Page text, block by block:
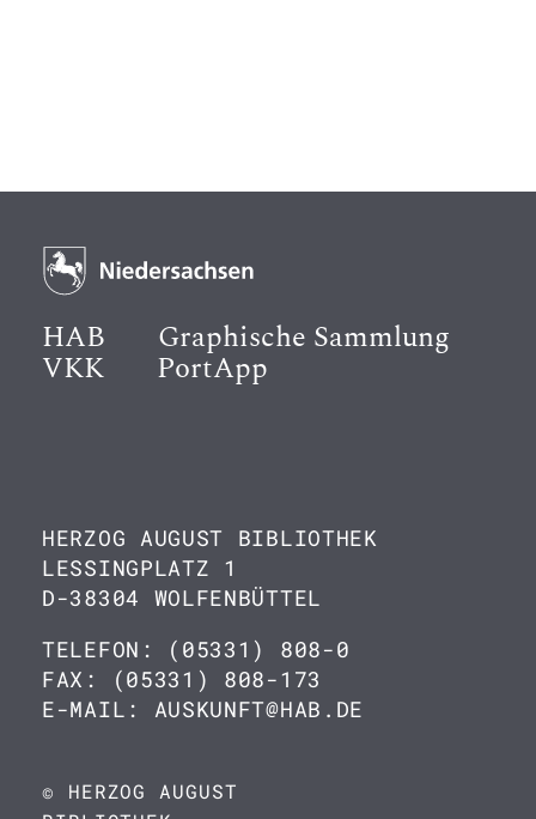
HAB Graphische Sammlung
VKK PortApp
HERZOG AUGUST BIBLIOTHEK
LESSINGPLATZ 1
D-38304 WOLFENBÜTTEL
TELEFON: (05331) 808-0
FAX: (05331) 808-173
E-MAIL: AUSKUNFT@HAB.DE
© HERZOG AUGUST